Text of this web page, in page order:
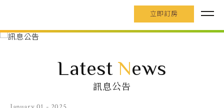
立即訂房
Latest News
訊息公告